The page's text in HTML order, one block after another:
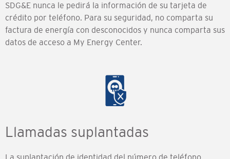
SDG&E nunca le pedirá la información de su tarjeta de
crédito por teléfono. Para su seguridad, no comparta su
factura de energía con desconocidos y nunca comparta sus
datos de acceso a My Energy Center.
Llamadas suplantadas